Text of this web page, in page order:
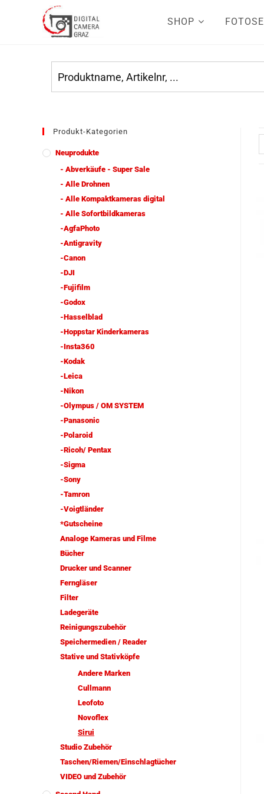
SHOP
Produkt-Kategorien
Neuprodukte
- Abverkäufe - Super Sale
- Alle Drohnen
- Alle Kompaktkameras digital
- Alle Sofortbildkameras
-AgfaPhoto
-Antigravity
-Canon
-DJI
-Fujifilm
-Godox
-Hasselblad
-Hoppstar Kinderkameras
-Insta360
-Kodak
-Leica
-Nikon
-Olympus / OM SYSTEM
-Panasonic
-Polaroid
-Ricoh/ Pentax
-Sigma
-Sony
-Tamron
-Voigtländer
*Gutscheine
Analoge Kameras und Filme
Bücher
Drucker und Scanner
Ferngläser
Filter
Ladegeräte
Reinigungszubehör
Speichermedien / Reader
Stative und Stativköpfe
Andere Marken
Cullmann
Leofoto
Novoflex
Sirui
Studio Zubehör
Taschen/Riemen/Einschlagtücher
VIDEO und Zubehör